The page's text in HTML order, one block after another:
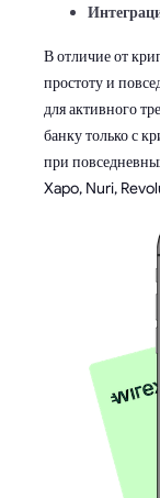
В отличие от
простоту и
для активного
банку только с
при
Xapo, Nuri,